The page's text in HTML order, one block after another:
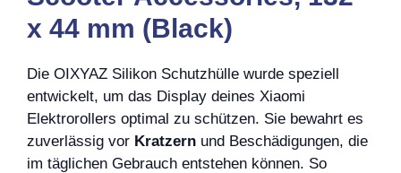
x 44 mm (Black)
Die OIXYAZ Silikon Schutzhülle wurde speziell
entwickelt, um das Display deines Xiaomi
Elektrorollers optimal zu schützen. Sie bewahrt es
zuverlässig vor Kratzern und Beschädigungen, die
im täglichen Gebrauch entstehen können. So